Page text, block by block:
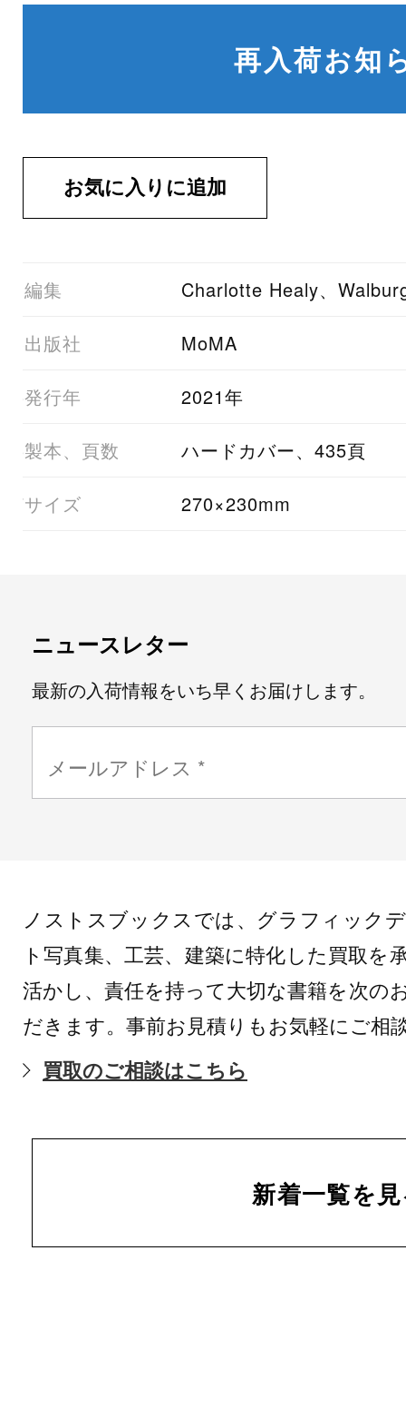
再入荷お知
01編集 Charlotte Healy、
03出版社 MoMA
05発行年 2021年
06製本、頁数 ハードカバー、435頁
07サイズ 270×230mm
ニュースレター
最新の入荷情報をいち早くお届けします。
ノストスブックスでは、グラフィック
ト写真集、工芸、建築に特化した買取を
活かし、責任を持って大切な書籍を次の
だきます。事前お見積りもお気軽にご相
買取のご相談はこちら
新着一覧を